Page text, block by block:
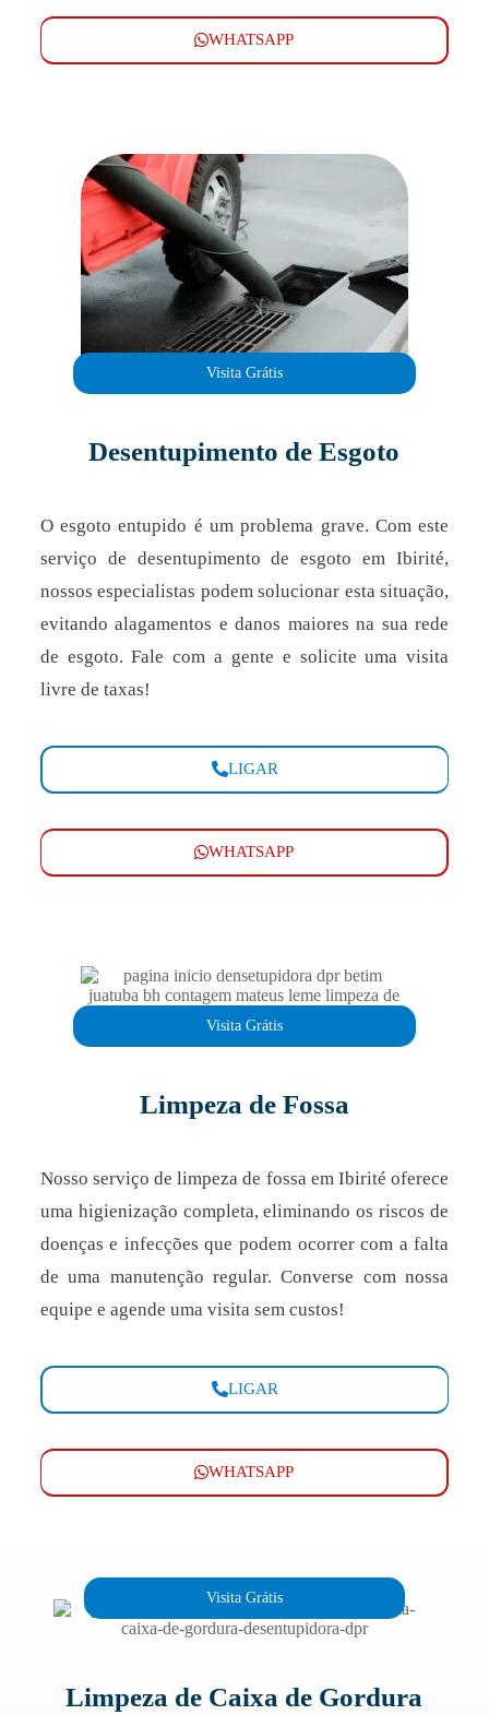
WHATSAPP
Visita Grátis
Desentupimento de Esgoto
O esgoto entupido é um problema grave. Com este
serviço de desentupimento de esgoto em Ibirité,
nossos especialistas podem solucionar esta situação,
evitando alagamentos e danos maiores na sua rede
de esgoto. Fale com a gente e solicite uma visita
livre de taxas!
LIGAR
WHATSAPP
Visita Grátis
Limpeza de Fossa
Nosso serviço de limpeza de fossa em Ibirité oferece
uma higienização completa, eliminando os riscos de
doenças e infecções que podem ocorrer com a falta
de uma manutenção regular. Converse com nossa
equipe e agende uma visita sem custos!
LIGAR
WHATSAPP
Limpeza de Caixa de Gordura
Visita Grátis